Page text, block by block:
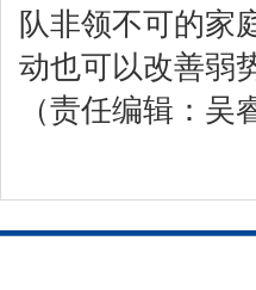
队非领不可的家
动也可以改善弱
（责任编辑：吴